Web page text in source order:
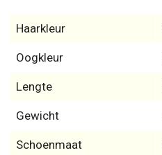
Haarkleur
Oogkleur
Lengte
Gewicht
Schoenmaat